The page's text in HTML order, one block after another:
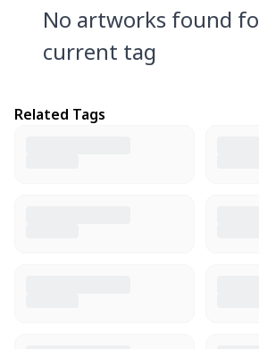
No artworks found
current tag
Related Tags